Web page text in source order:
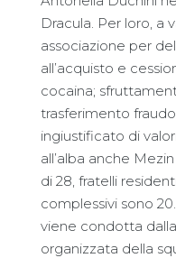
Dracula. Per loro, a
associazione per
all’acquisto e
cocaina;
trasferimento
ingiustificato di
all’alba anche
di 28, fratelli
complessivi sono
viene condotta
organizzata della